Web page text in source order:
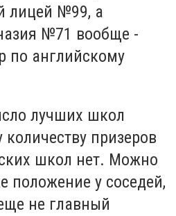
лицей №99, а
№71 вообще -
по английскому
лучших школ
призеров
школ нет. Можно
положение у соседей,
не главный